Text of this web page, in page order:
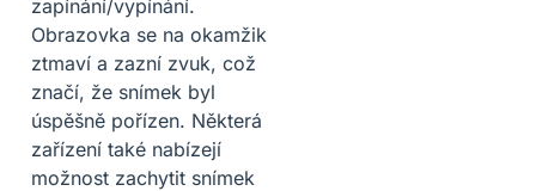
zapínání/vypínání.
Obrazovka se na okamžik
ztmaví a zazní zvuk, což
značí, že snímek byl
úspěšně pořízen. Některá
zařízení také nabízejí
možnost zachytit snímek